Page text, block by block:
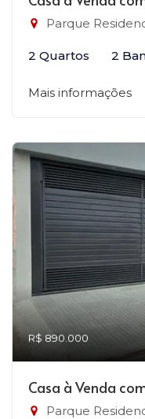
Parque
2 Quartos 2
Mais informações
R$ 890.000
Casa à Venda
Parque